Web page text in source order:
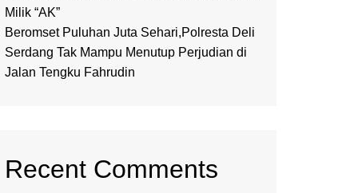
Milik “AK”
Beromset Puluhan Juta Sehari,Polresta Deli
Serdang Tak Mampu Menutup Perjudian di
Jalan Tengku Fahrudin
Recent Comments